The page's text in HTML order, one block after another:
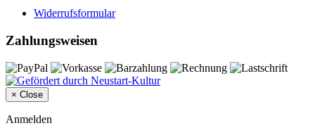
Widerrufsformular
Zahlungsweisen
× Close
Anmelden